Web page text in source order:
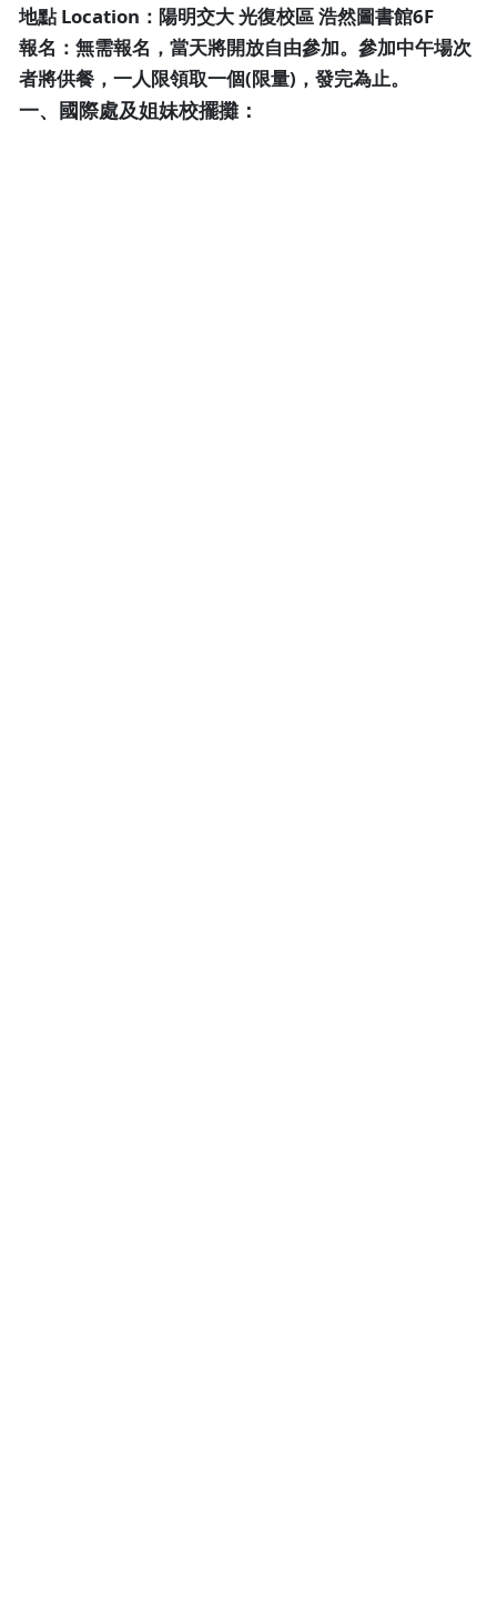
地點 Location：陽明交大 光復校區 浩然圖書館6F
報名：無需報名，當天將開放自由參加。參加中午場次
者將供餐，一人限領取一個(限量)，發完為止。
一、國際處及姐妹校擺攤：